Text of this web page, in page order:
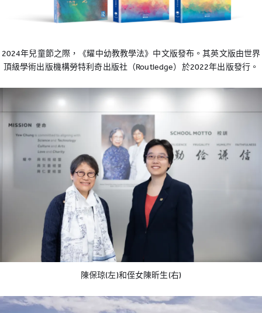
2024年兒童節之際，《耀中幼教教學法》中文版發布。其英文版由世界
頂級學術出版機構勞特利奇出版社（Routledge）於2022年出版發行。
陳保琼(左)和侄女陳昕生(右)